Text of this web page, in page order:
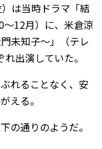
は当時ドラマ「結
12月）に、米倉涼
未知子～」（テレ
出演していた。
れることなく、安
える。
の通りのようだ。